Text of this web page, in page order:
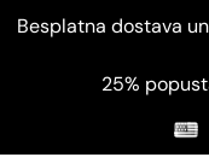
Besplatna dostava
25%